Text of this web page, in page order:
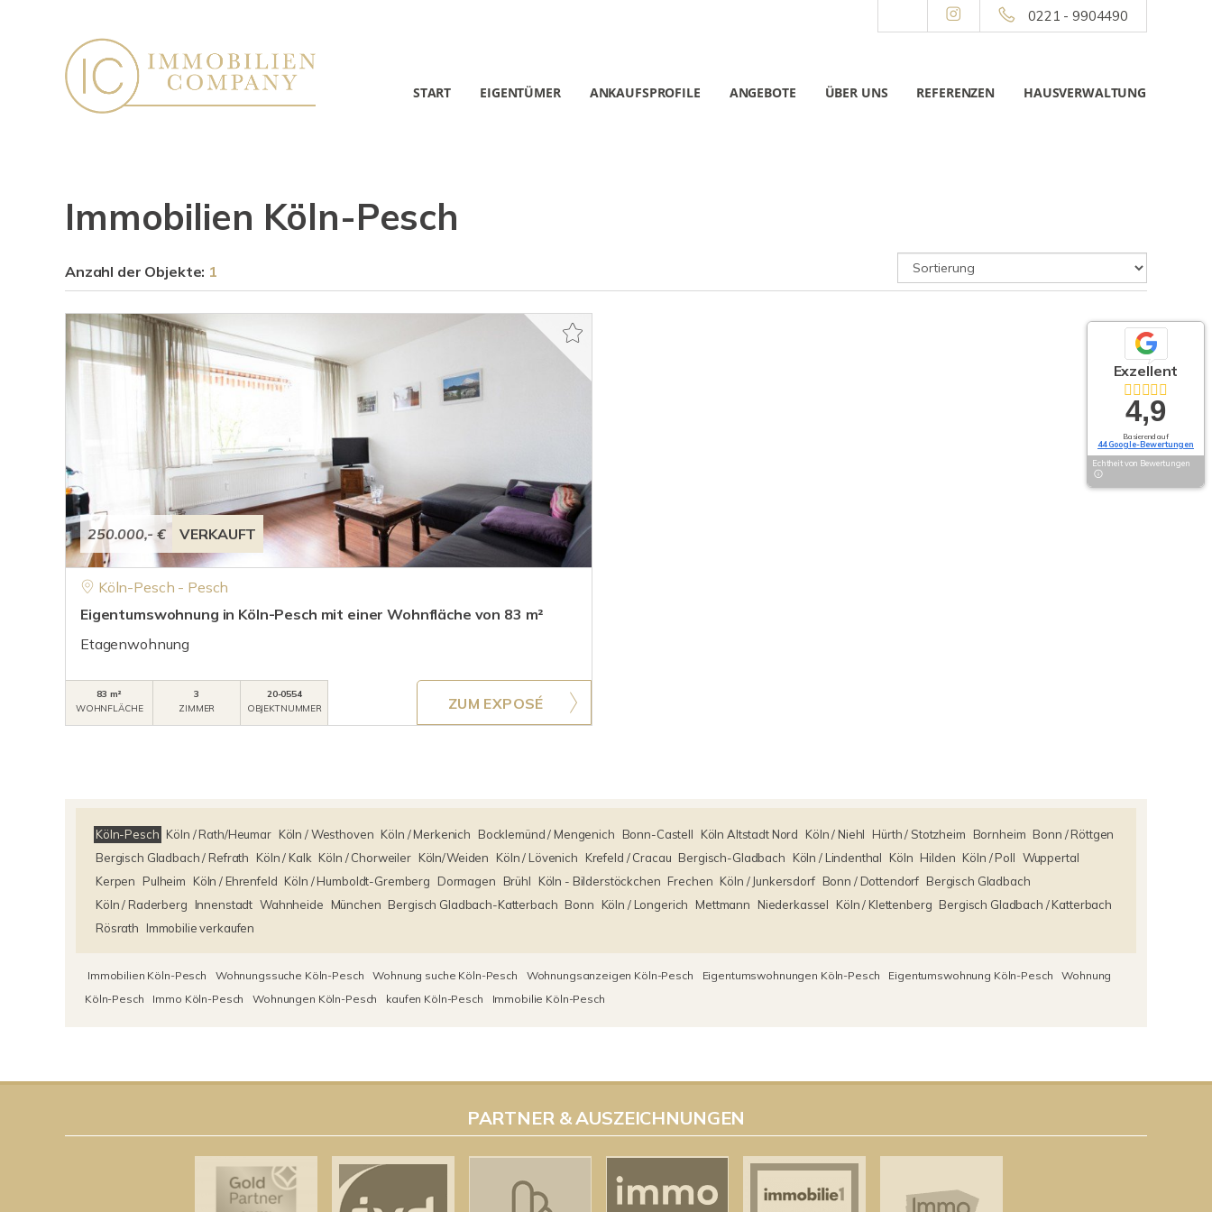
0221 - 9904490
START EIGENTÜMER ANKAUFSPROFILE ANGEBOTE ÜBER UNS REFERENZEN HAUSVERWALTUNG
Immobilien Köln-Pesch
Anzahl der Objekte: 1
250.000,- € VERKAUFT
Köln-Pesch - Pesch
Eigentumswohnung in Köln-Pesch mit einer Wohnfläche von 83 m²
Etagenwohnung
83 m²
WOHNFLÄCHE
3
ZIMMER
20-0554
OBJEKTNUMMER
ZUM EXPOSÉ
Köln-Pesch Köln / Rath/Heumar Köln / Westhoven Köln / Merkenich Bocklemünd / Mengenich Bonn-Castell Köln Altstadt Nord Köln / Niehl Hürth / Stotzheim Bornheim Bonn / Röttgen
Bergisch Gladbach / Refrath
Köln / Kalk Köln / Chorweiler Köln/Weiden Köln / Lövenich Krefeld / Cracau Bergisch-Gladbach Köln / Lindenthal Köln Hilden Köln / Poll Wuppertal
Kerpen
Pulheim Köln / Ehrenfeld Köln / Humboldt-Gremberg Dormagen Brühl Köln - Bilderstöckchen Frechen Köln / Junkersdorf Bonn / Dottendorf Bergisch Gladbach
Köln / Raderberg
Innenstadt Wahnheide München Bergisch Gladbach-Katterbach Bonn Köln / Longerich Mettmann Niederkassel Köln / Klettenberg Bergisch Gladbach / Katterbach
Rösrath
Immobilie verkaufen
Immobilien Köln-Pesch Wohnungssuche Köln-Pesch Wohnung suche Köln-Pesch Wohnungsanzeigen Köln-Pesch Eigentumswohnungen Köln-Pesch Eigentumswohnung Köln-Pesch
Wohnung
Köln-Pesch
Immo Köln-Pesch Wohnungen Köln-Pesch kaufen Köln-Pesch Immobilie Köln-Pesch
Exzellent
4,9
Basierend auf
44 Google-Bewertungen
Echtheit von Bewertungen
PARTNER & AUSZEICHNUNGEN